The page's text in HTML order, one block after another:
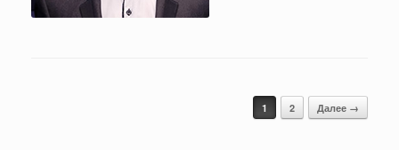
1 2 Далее →